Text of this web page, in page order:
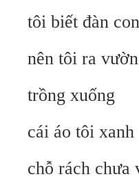
tôi biết đàn
nên tôi ra vườn
trồng xuống
cái áo tôi xanh
chỗ rách chưa